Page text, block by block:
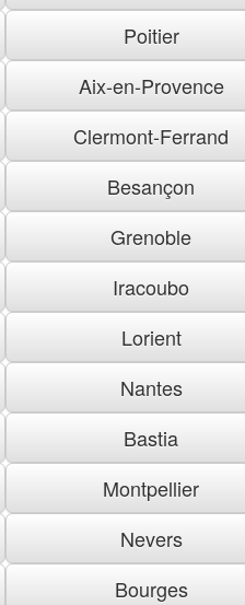
Poitier
Aix-en-Provence
Clermont-Ferrand
Besançon
Grenoble
Iracoubo
Lorient
Nantes
Bastia
Montpellier
Nevers
Bourges